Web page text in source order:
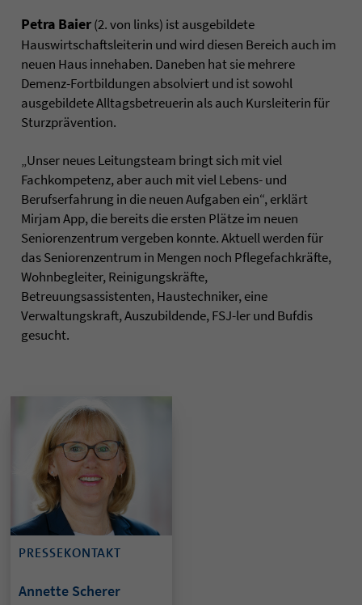
Petra Baier(2. von links) ist ausgebildete
Hauswirtschaftsleiterin und wird diesen Bereich auch im
neuen Haus innehaben. Daneben hat sie mehrere
Demenz-Fortbildungen absolviert und ist sowohl
ausgebildete Alltagsbetreuerin als auch Kursleiterin für
Sturzprävention.
„Unser neues Leitungsteam bringt sich mit viel
Fachkompetenz, aber auch mit viel Lebens- und
Berufserfahrung in die neuen Aufgaben ein“, erklärt
Mirjam App, die bereits die ersten Plätze im neuen
Seniorenzentrum vergeben konnte. Aktuell werden für
das Seniorenzentrum in Mengen noch Pflegefachkräfte,
Wohnbegleiter, Reinigungskräfte,
Betreuungsassistenten, Haustechniker, eine
Verwaltungskraft, Auszubildende, FSJ-ler und Bufdis
gesucht.
PRESSEKONTAKT
Annette Scherer